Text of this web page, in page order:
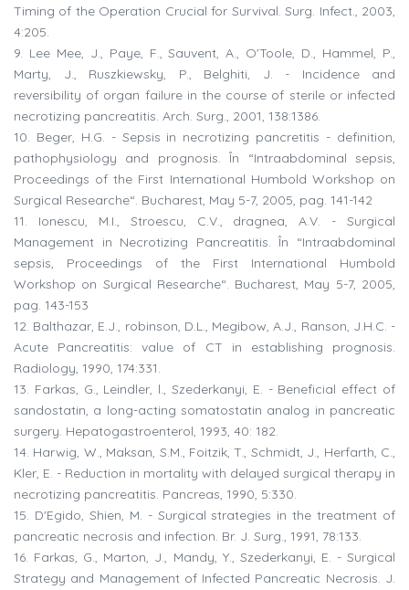
Timing of the Operation Crucial for Survival. Surg. Infect., 2003,
4:205.
9. Lee Mee, J., Paye, F., Sauvent, A., O'Toole, D., Hammel, P.,
Marty, J., Ruszkiewsky, P., Belghiti, J. - Incidence and
reversibility of organ failure in the course of sterile or infected
necrotizing pancreatitis. Arch. Surg., 2001, 138:1386.
10. Beger, H.G. - Sepsis in necrotizing pancretitis - definition,
pathophysiology and prognosis. În “Intraabdominal sepsis,
Proceedings of the First International Humbold Workshop on
Surgical Researche“. Bucharest, May 5-7, 2005, pag. 141-142
11. Ionescu, M.I., Stroescu, C.V., dragnea, A.V. - Surgical
Management in Necrotizing Pancreatitis. În “Intraabdominal
sepsis, Proceedings of the First International Humbold
Workshop on Surgical Researche“. Bucharest, May 5-7, 2005,
pag. 143-153
12. Balthazar, E.J., robinson, D.L., Megibow, A.J., Ranson, J.H.C. -
Acute Pancreatitis: value of CT in establishing prognosis.
Radiology, 1990, 174:331.
13. Farkas, G., Leindler, l., Szederkanyi, E. - Beneficial effect of
sandostatin, a long-acting somatostatin analog in pancreatic
surgery. Hepatogastroenterol, 1993, 40: 182.
14. Harwig, W., Maksan, S.M., Foitzik, T., Schmidt, J., Herfarth, C.,
Kler, E. - Reduction in mortality with delayed surgical therapy in
necrotizing pancreatitis. Pancreas, 1990, 5:330.
15. D'Egido, Shien, M. - Surgical strategies in the treatment of
pancreatic necrosis and infection. Br. J. Surg., 1991, 78:133.
16. Farkas, G., Marton, J., Mandy, Y., Szederkanyi, E. - Surgical
Strategy and Management of Infected Pancreatic Necrosis. J.